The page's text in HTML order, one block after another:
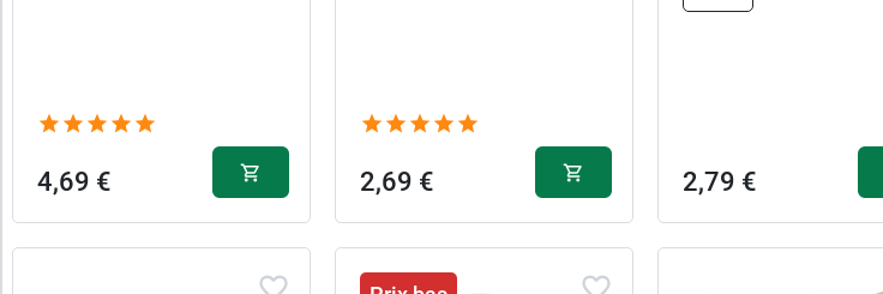
Forme
4,69 € 2,69 € 2,79 €